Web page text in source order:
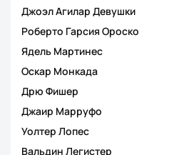
Джоэл Агилар Девушки
Роберто Гарсия Ороско
Ядель Мартинес
Оскар Монкада
Дрю Фишер
Джаир Марруфо
Уолтер Лопес
Вальдин Легистер